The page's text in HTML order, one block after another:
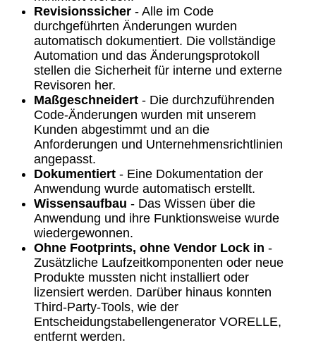
Revisionssicher - Alle im Code
durchgeführten Änderungen wurden
automatisch dokumentiert. Die vollständige
Automation und das Änderungsprotokoll
stellen die Sicherheit für interne und externe
Revisoren her.
Maßgeschneidert - Die durchzuführenden
Code-Änderungen wurden mit unserem
Kunden abgestimmt und an die
Anforderungen und Unternehmensrichtlinien
angepasst.
Dokumentiert - Eine Dokumentation der
Anwendung wurde automatisch erstellt.
Wissensaufbau - Das Wissen über die
Anwendung und ihre Funktionsweise wurde
wiedergewonnen.
Ohne Footprints, ohne Vendor Lock in -
Zusätzliche Laufzeitkomponenten oder neue
Produkte mussten nicht installiert oder
lizensiert werden. Darüber hinaus konnten
Third-Party-Tools, wie der
Entscheidungstabellengenerator VORELLE,
entfernt werden.